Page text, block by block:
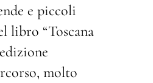
e piccoli
libro “Toscana
molto